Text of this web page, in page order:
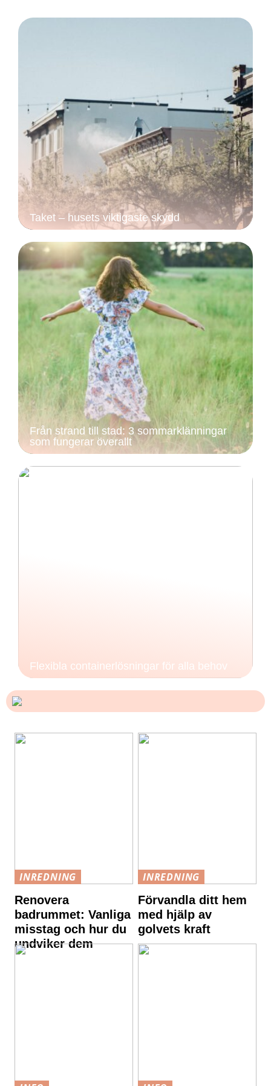
Taket – husets viktigaste skydd
Från strand till stad: 3 sommarklänningar
som fungerar överallt
Flexibla containerlösningar för alla behov
INREDNING
Renovera
badrummet: Vanliga
misstag och hur du
undviker dem
INREDNING
Förvandla ditt hem
med hjälp av
golvets kraft